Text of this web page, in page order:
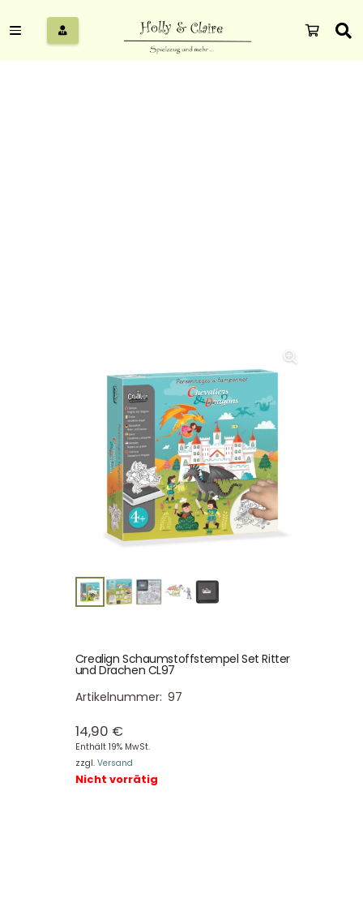
Crealign Schaumstoffstempel Set Ritter
und Drachen CL97
Artikelnummer: 97
14,90 €
Enthält 19% MwSt.
zzgl. Versand
Nicht vorrätig